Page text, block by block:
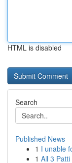
HTML is disabled
Search
Published News
1 I unable
1 All 3